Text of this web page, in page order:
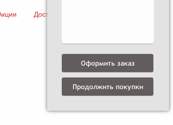
Доставка и оплата
Оформить заказ
Продолжить покупки